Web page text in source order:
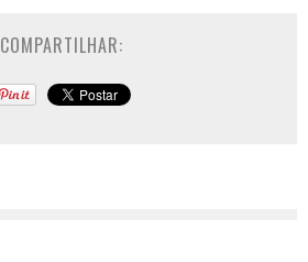
COMPARTILHAR: